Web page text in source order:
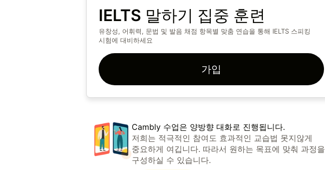
IELTS 말하기 집중 훈련
유창성, 어휘력, 문법 및 발음 채점 항목별 맞춤 연습을 통해 IELTS 스피킹
시험에 대비하세요
가입
Cambly 수업은 양방향 대화로 진행됩니다.
저희는 적극적인 참여도 효과적인 교습법 못지않게
중요하게 여깁니다. 따라서 원하는 목표에 맞춰 과정을
구성하실 수 있습니다.